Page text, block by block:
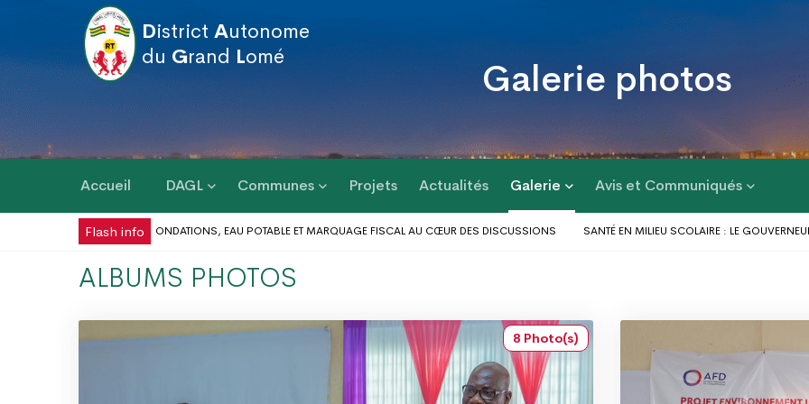
District Autonome
du Grand Lomé Galerie photos
Accueil DAGL Communes Projets Actualités Galerie Avis et Communiqués
Flash info
: BILAN DES INONDATIONS, EAU POTABLE ET MARQUAGE FISCAL AU CŒUR DES DISCUSSIONS SANTÉ EN MILIEU SCOLAIRE : LE GOUVERNEUR DU DAGL
DANS LE GRAND LOMÉ : VERS UNE SYNERGIE D’ACTIONS AU PROFIT DES POPULATIONS
LE GOUVERNEUR DU DAGL A PRIS PART AU
ALBUMS PHOTOS
8 Photo(s)